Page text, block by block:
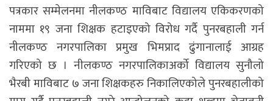
पत्रकार सम्मेलनमा नीलकण्ठ माविबाट विद्यालय एकिकरणको
नाममा १९ जना शिक्षक हटाइएको विरोध गर्दै पुनरबहाली गर्न
नीलकण्ठ नगरपालिका प्रमुख भिमप्राद ढुंगानालाई आग्रह
गरिएको छ । नीलकण्ठ नगरपालिकाअर्को विद्यालय सुनौलो
भैरबी माविबाट ७ जना शिक्षकहरु निकालिएकोले पुनरबहालीको